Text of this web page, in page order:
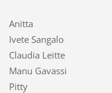
Anitta
Ivete Sangalo
Claudia Leitte
Manu Gavassi
Pitty